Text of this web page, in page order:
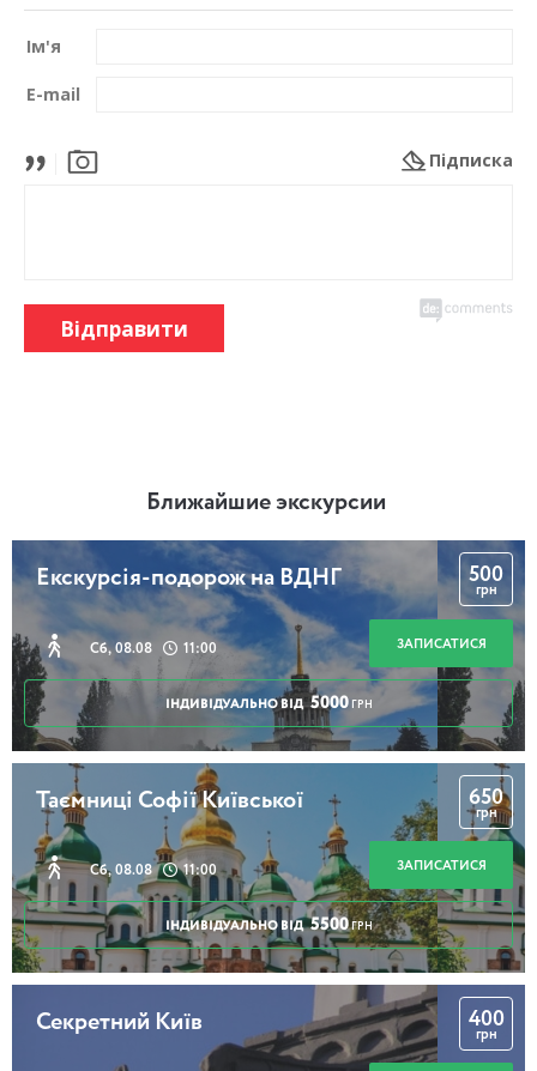
Ім'я
E-mail
Підписка
Відправити
Ближайшие экскурсии
Екскурсія-подорож на ВДНГ
Сб, 08.08 11:00
500
грн
ЗАПИСАТИСЯ
ІНДИВІДУАЛЬНО ВІД 5000 ГРН
Таємниці Софії Київської
Сб, 08.08 11:00
650
грн
ЗАПИСАТИСЯ
ІНДИВІДУАЛЬНО ВІД 5500 ГРН
Секретний Київ 400
грн